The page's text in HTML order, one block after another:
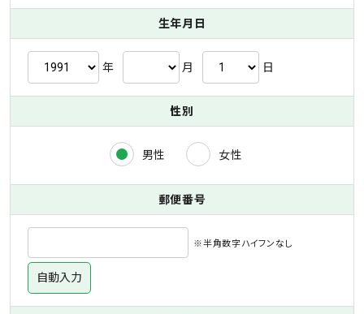
生年月日
年 月 日
性別
男性 女性
郵便番号
※半角数字ハイフンなし
自動入力